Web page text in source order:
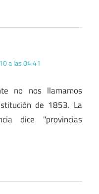
a las 04:41
no nos llamamos
de 1853. La
dice "provincias